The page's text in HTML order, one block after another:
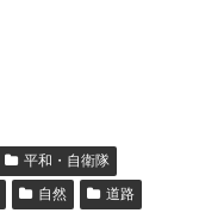
平和・自衛隊
自然
道路